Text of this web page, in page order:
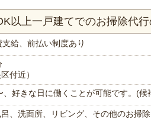
以上一戸建てでのお掃除代
支給、前払い制度あり
付近）
好きな日に働くことが可能です。(候
、洗面所、リビング、その他のお掃除